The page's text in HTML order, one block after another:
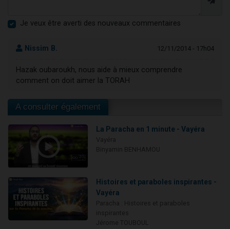
Je veux être averti des nouveaux commentaires
Nissim B. 12/11/2014 - 17h04
Hazak oubaroukh, nous aide à mieux comprendre
comment on doit aimer la TORAH
A consulter également
La Paracha en 1 minute - Vayéra
Histoires et paraboles inspirantes -
Vayéra